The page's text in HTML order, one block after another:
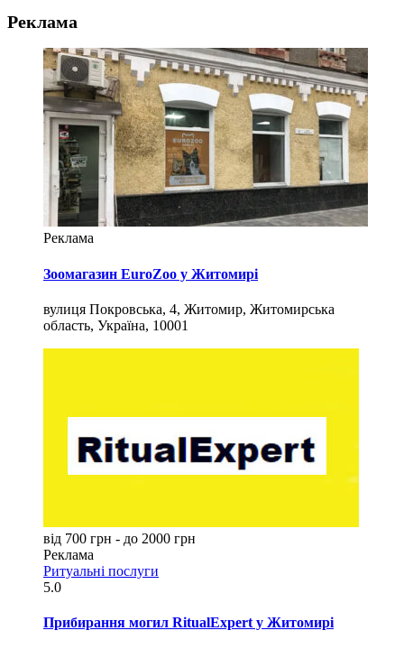
Реклама
Реклама
Зоомагазин EuroZoo у Житомирі
вулиця Покровська, 4, Житомир, Житомирська
область, Україна, 10001
від 700 грн - до 2000 грн
Реклама
Ритуальні послуги
5.0
Прибирання могил RitualExpert у Житомирі